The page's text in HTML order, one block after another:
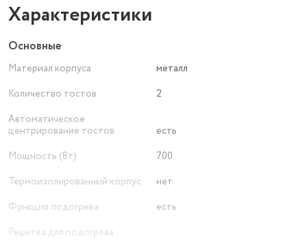
Характеристики
Основные
Материал корпуса
металл
Количество тостов
2
Автоматическое
центрирование тостов
есть
Мощность (Вт)
700
Термоизолированный корпус
нет
Функция подогрева
есть
Решетка для подогрева